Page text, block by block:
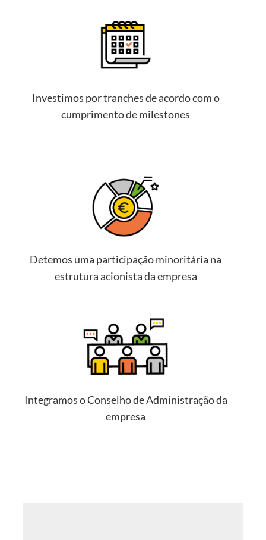
Investimos por tranches de acordo com o
cumprimento de milestones
Detemos uma participação minoritária na
estrutura acionista da empresa
Integramos o Conselho de Administração da
empresa